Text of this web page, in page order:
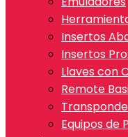
Insertos
Insertos
Llaves con
Remote
Equipos de